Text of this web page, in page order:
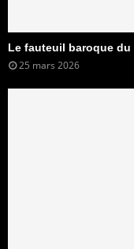
Le fauteuil baroque
25 mars 2026